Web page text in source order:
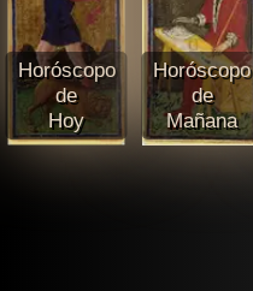
Horóscopo
de
Hoy
Horóscopo
de
Mañana